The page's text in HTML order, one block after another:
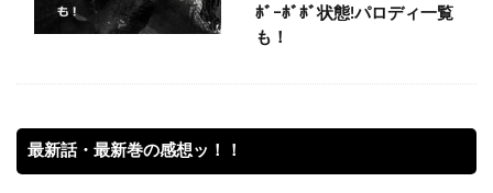
ﾎﾞｰﾎﾞﾎﾞ状態!パロディ一覧
も！
最新話・最新巻の感想ッ！！